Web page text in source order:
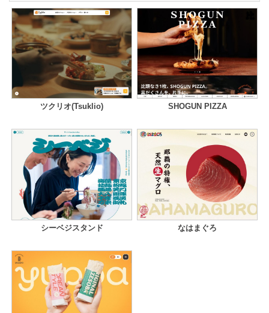
ツクリオ(Tsuklio) SHOGUN PIZZA
シーベジスタンド なはまぐろ